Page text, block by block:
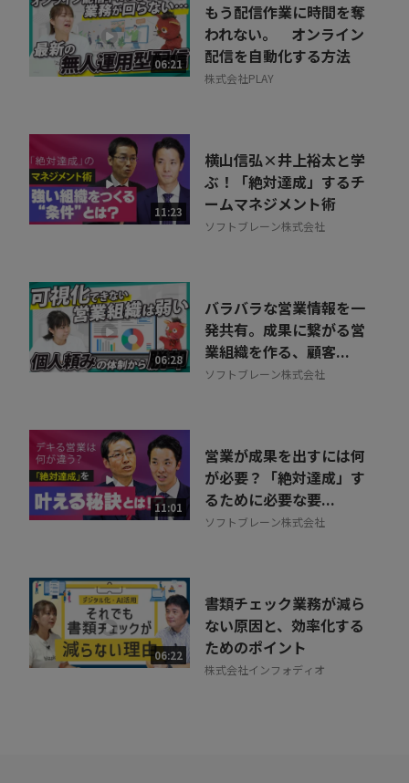
06:21
もう配信作業に時間を奪
われない。 オンライン
配信を自動化する方法
株式会社PLAY
11:23
横山信弘×井上裕太と学
ぶ！「絶対達成」するチ
ームマネジメント術
ソフトブレーン株式会社
06:28
バラバラな営業情報を一
発共有。成果に繋がる営
業組織を作る、顧客...
ソフトブレーン株式会社
11:01
営業が成果を出すには何
が必要？「絶対達成」す
るために必要な要...
ソフトブレーン株式会社
06:22
書類チェック業務が減ら
ない原因と、効率化する
ためのポイント
株式会社インフォディオ